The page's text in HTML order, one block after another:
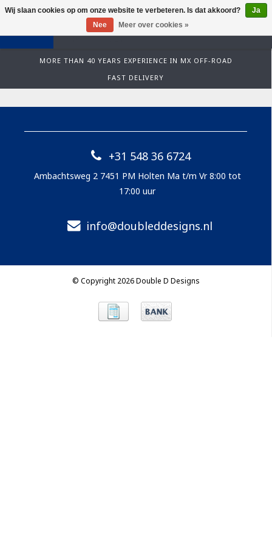
0
MORE THAN 40 YEARS EXPERIENCE IN MX OFF-ROAD
FAST DELIVERY
+31 548 36 6724
Ambachtsweg 2 7451 PM Holten Ma t/m Vr 8:00 tot
17:00 uur
info@doubleddesigns.nl
© Copyright 2026 Double D Designs
Wij slaan cookies op om onze website te verbeteren. Is dat akkoord?
Ja
Nee
Meer over cookies »